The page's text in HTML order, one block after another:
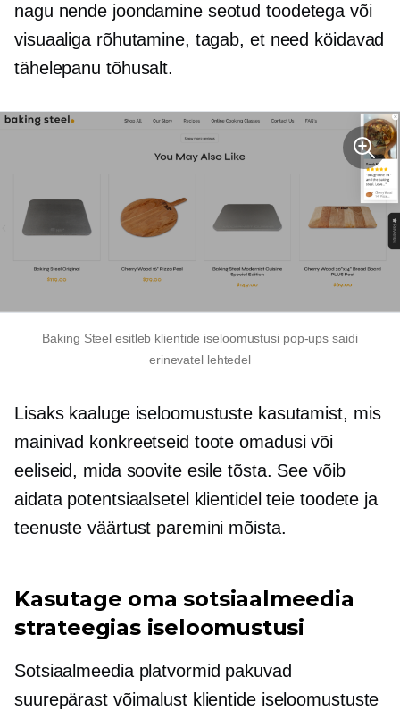
nagu nende joondamine seotud toodetega või
visuaaliga rõhutamine, tagab, et need köidavad
tähelepanu tõhusalt.
Baking Steel esitleb klientide iseloomustusi pop-ups saidi
erinevatel lehtedel
Lisaks kaaluge iseloomustuste kasutamist, mis
mainivad konkreetseid toote omadusi või
eeliseid, mida soovite esile tõsta. See võib
aidata potentsiaalsetel klientidel teie toodete ja
teenuste väärtust paremini mõista.
Kasutage oma sotsiaalmeedia
strateegias iseloomustusi
Sotsiaalmeedia platvormid pakuvad
suurepärast võimalust klientide iseloomustuste